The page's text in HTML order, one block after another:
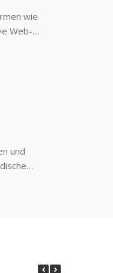
wie
Web-
und